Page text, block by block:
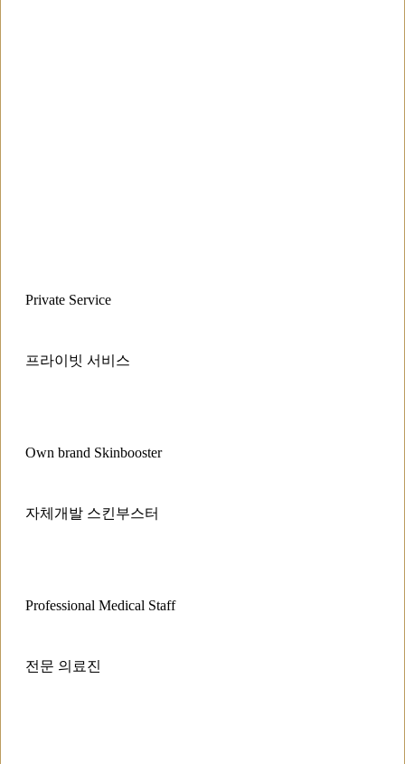
Private Service
프라이빗 서비스
Own brand Skinbooster
자체개발 스킨부스터
Professional Medical Staff
전문 의료진